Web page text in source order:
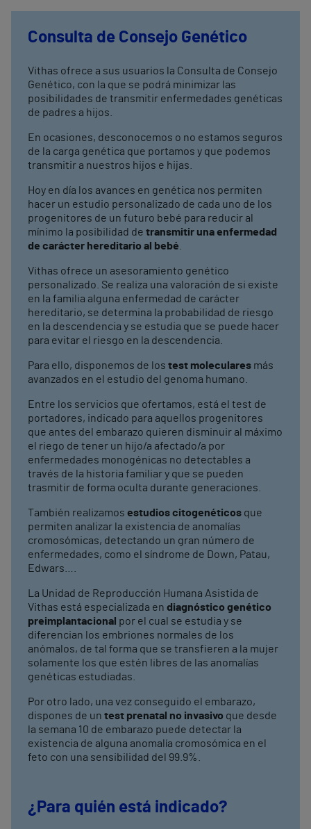
Consulta de Consejo Genético
Vithas ofrece a sus usuarios la Consulta de Consejo
Genético, con la que se podrá minimizar las
posibilidades de transmitir enfermedades genéticas
de padres a hijos.
En ocasiones, desconocemos o no estamos seguros
de la carga genética que portamos y que podemos
transmitir a nuestros hijos e hijas.
Hoy en día los avances en genética nos permiten
hacer un estudio personalizado de cada uno de los
progenitores de un futuro bebé para reducir al
mínimo la posibilidad de transmitir una enfermedad
de carácter hereditario al bebé
Vithas ofrece un asesoramiento genético
personalizado. Se realiza una valoración de si existe
en la familia alguna enfermedad de carácter
hereditario, se determina la probabilidad de riesgo
en la descendencia y se estudia que se puede hacer
para evitar el riesgo en la descendencia.
Para ello, disponemos de los test moleculares más
avanzados en el estudio del genoma humano.
Entre los servicios que ofertamos, está el test de
portadores, indicado para aquellos progenitores
que antes del embarazo quieren disminuir al máximo
el riego de tener un hijo/a afectado/a por
enfermedades monogénicas no detectables a
través de la historia familiar y que se pueden
trasmitir de forma oculta durante generaciones.
También realizamos estudios citogenéticos que
permiten analizar la existencia de anomalías
cromosómicas, detectando un gran número de
enfermedades, como el síndrome de Down, Patau,
Edwars….
La Unidad de Reproducción Humana Asistida de
Vithas está especializada en diagnóstico genético
preimplantacional por el cual se estudia y se
diferencian los embriones normales de los
anómalos, de tal forma que se transfieren a la mujer
solamente los que estén libres de las anomalías
genéticas estudiadas.
Por otro lado, una vez conseguido el embarazo,
dispones de un test prenatal no invasivo que desde
la semana 10 de embarazo puede detectar la
existencia de alguna anomalía cromosómica en el
feto con una sensibilidad del 99.9%.
¿Para quién está indicado?